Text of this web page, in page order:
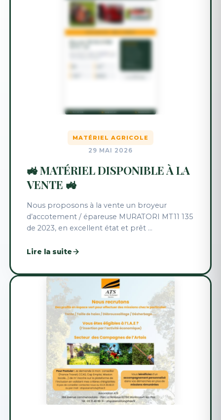
MATÉRIEL AGRICOLE
29 MAI 2026
🚜 MATÉRIEL DISPONIBLE À LA
VENTE 🚜
Nous proposons à la vente un broyeur
d’accotement / épareuse MURATORI MT11 135
de 2023, en excellent état et prêt ...
Lire la suite